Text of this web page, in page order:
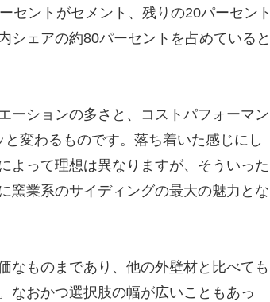
セントがセメント、残りの20パーセント
シェアの約80パーセントを占めていると
ーションの多さと、コストパフォーマン
変わるものです。落ち着いた感じにし
よって理想は異なりますが、そういった
窯業系のサイディングの最大の魅力とな
なものまであり、他の外壁材と比べても
なおかつ選択肢の幅が広いこともあっ